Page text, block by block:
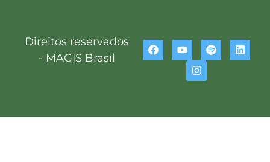
Direitos reservados
- MAGIS Brasil